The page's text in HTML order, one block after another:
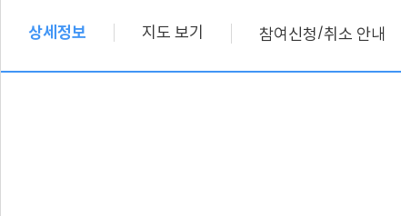
상세정보 지도 보기 참여신청/취소 안내